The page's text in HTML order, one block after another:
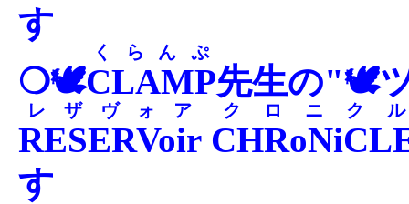
す
❍🕊CLAMP
くらんぷ
先生の"🕊
RESERVoir
レザヴォア クロニクル
す